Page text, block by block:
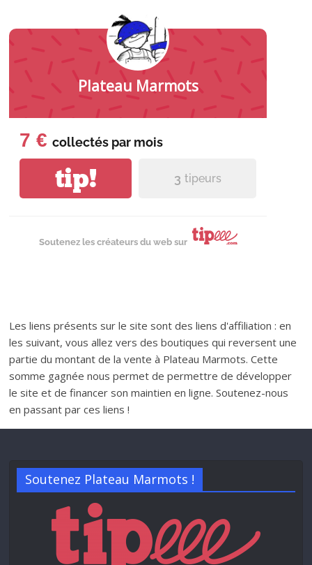
Plateau Marmots
7 € collectés par mois
tip! 3 tipeurs
Soutenez les créateurs du web sur
Les liens présents sur le site sont des liens d'affiliation : en
les suivant, vous allez vers des boutiques qui reversent une
partie du montant de la vente à Plateau Marmots. Cette
somme gagnée nous permet de permettre de développer
le site et de financer son maintien en ligne. Soutenez-nous
en passant par ces liens !
Soutenez Plateau Marmots !